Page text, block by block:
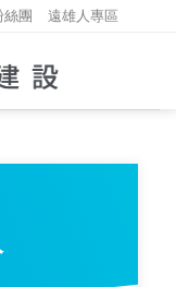
絲團 遠雄人專區